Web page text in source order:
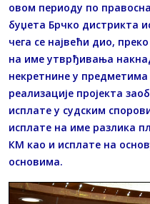
овом периоду по
буџета Брчко дистрикта
чега се највећи дио,
на име утврђивања
некретнине у
реализације пројекта
исплате у судским
исплате на име разлика
КМ као и исплате на
основима.